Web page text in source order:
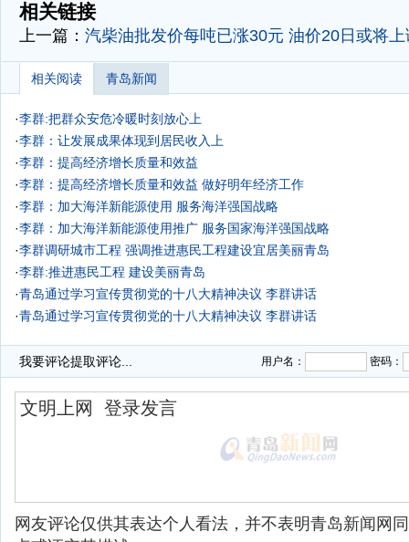
相关链接
上一篇： 汽柴油批发价每吨已涨30元 油价20日或将
相关阅读 青岛新闻
·李群:把群众安危冷暖时刻放心上
·李群：让发展成果体现到居民收入上
·李群：提高经济增长质量和效益
·李群：提高经济增长质量和效益 做好明年经济工作
·李群：加大海洋新能源使用 服务海洋强国战略
·李群：加大海洋新能源使用推广 服务国家海洋强国战略
·李群调研城市工程 强调推进惠民工程建设宜居美丽青岛
·李群:推进惠民工程 建设美丽青岛
·青岛通过学习宣传贯彻党的十八大精神决议 李群讲话
·青岛通过学习宣传贯彻党的十八大精神决议 李群讲话
我要评论提取评论... 用户名： 密码：
网友评论仅供其表达个人看法，并不表明青岛新闻网